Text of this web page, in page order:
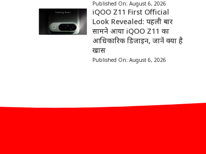
Published On: August 6, 2026
iQOO Z11 First Official
Look Revealed: पहली बार
सामने आया iQOO Z11 का
आधिकारिक डिजाइन, जानें क्या है
खास
Published On: August 6, 2026